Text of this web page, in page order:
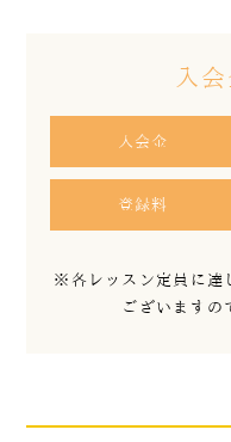
入
入会金
登録料
※各レッスン定員に達
ございますの